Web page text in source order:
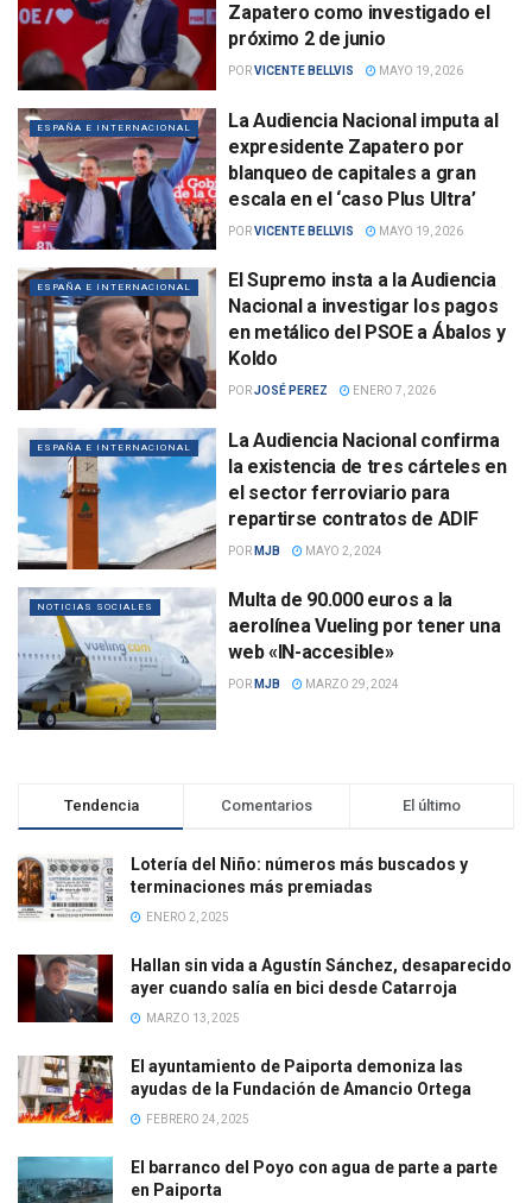
Zapatero como investigado el
próximo 2 de junio
PORVICENTE BELLVIS MAYO 19, 2026
ESPAÑA E INTERNACIONAL
La Audiencia Nacional imputa al
expresidente Zapatero por
blanqueo de capitales a gran
escala en el ‘caso Plus Ultra’
PORVICENTE BELLVIS MAYO 19, 2026
ESPAÑA E INTERNACIONAL
El Supremo insta a la Audiencia
Nacional a investigar los pagos
en metálico del PSOE a Ábalos y
Koldo
PORJOSÉ PEREZ ENERO 7, 2026
ESPAÑA E INTERNACIONAL
La Audiencia Nacional confirma
la existencia de tres cárteles en
el sector ferroviario para
repartirse contratos de ADIF
POR MJB MAYO 2, 2024
NOTICIAS SOCIALES
Multa de 90.000 euros a la
aerolínea Vueling por tener una
web «IN-accesible»
POR MJB MARZO 29, 2024
Tendencia Comentarios El último
Lotería del Niño: números más buscados y
terminaciones más premiadas
ENERO 2, 2025
Hallan sin vida a Agustín Sánchez, desaparecido
ayer cuando salía en bici desde Catarroja
MARZO 13, 2025
El ayuntamiento de Paiporta demoniza las
ayudas de la Fundación de Amancio Ortega
FEBRERO 24, 2025
El barranco del Poyo con agua de parte a parte
en Paiporta